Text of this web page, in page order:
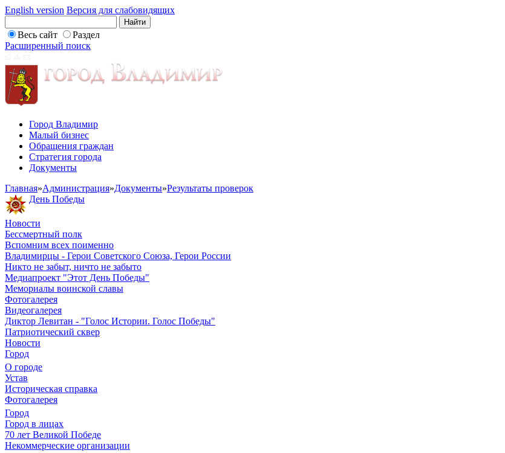
English version Версия для слабовидящих
Весь сайт
Раздел
Расширенный поиск
Город Владимир
Малый бизнес
Обращения граждан
Стратегия города
Документы
Главная»Администрация»Документы»Результаты проверок
День Победы
Новости
Бессмертный полк
Вспомним всех поименно
Владимирцы - Герои Советского Союза, Герои России
Никто не забыт, ничто не забыто
Медиапроект "Этот День Победы"
Мемориалы воинской славы
Фотогалерея
Видеогалерея
Диктор Левитан - "Голос Истории. Голос Победы"
Патриотический сквер
Новости
Город
О городе
Устав
Историческая справка
Фотогалерея
Город
Город в лицах
70 лет Великой Победе
Некоммерческие организации